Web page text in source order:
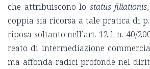
che attribuiscono lo status filiationis
coppia sia ricorsa a tale pratica di
riposa soltanto nell’art. 12 l. n. 40/
reato di intermediazione
ma affonda radici profonde nel